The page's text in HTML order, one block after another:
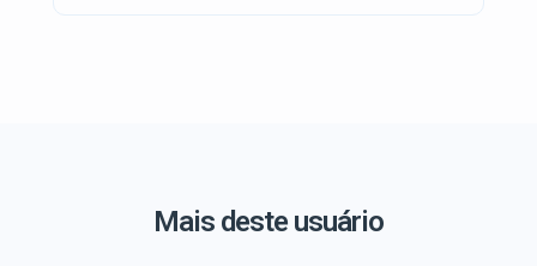
Mais deste usuário